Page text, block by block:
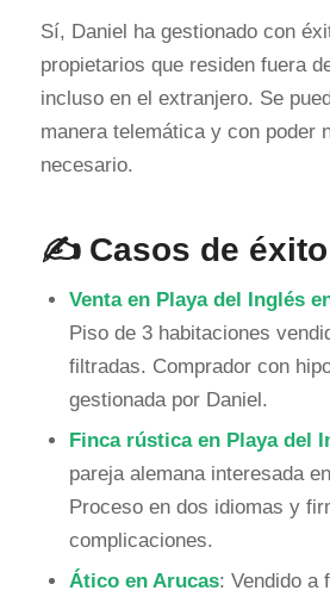
Sí, Daniel ha gestionado con
propietarios que residen fuera
incluso en el extranjero. Se
manera telemática y con poder
necesario.
✍️ Casos de
Venta en Playa del Inglés
Piso de 3 habitaciones
filtradas. Comprador con
gestionada por Daniel.
Finca rústica en Playa del
pareja alemana interesada
Proceso en dos idiomas y
complicaciones.
Ático en Arucas: Vendido a